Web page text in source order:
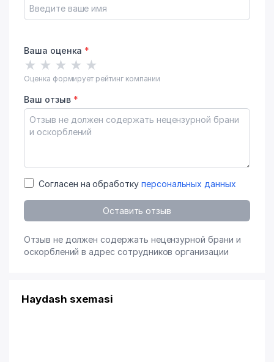
Ваша оценка *
★ ★ ★ ★ ★
Оценка формирует рейтинг компании
Ваш отзыв *
Согласен на обработку персональных данных
Оставить отзыв
Отзыв не должен содержать нецензурной брани и
оскорблений в адрес сотрудников организации
Haydash sxemasi